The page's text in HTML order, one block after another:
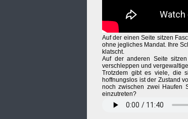
Auf der einen Seite sitzen
ohne jegliches Mandat. Ihre
klatscht.
Auf der anderen Seite
verschleppen und
Trotzdem gibt es viele, die
hoffnungslos ist der Zustand
noch zwischen zwei Haufen
einzutreten?